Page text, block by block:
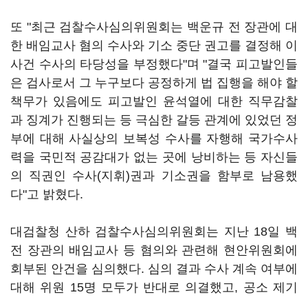
또 "최근 검찰수사심의위원회는 백운규 전 장관에 대
한 배임교사 혐의 수사와 기소 중단 권고를 결정해 이
사건 수사의 타당성을 부정했다"며 "결국 피고발인들
은 검사로서 그 누구보다 공정하게 법 집행을 해야 할
책무가 있음에도 피고발인 윤석열에 대한 직무감찰
과 징계가 진행되는 등 극심한 갈등 관계에 있었던 정
부에 대해 사실상의 보복성 수사를 자행해 국가수사
력을 국민적 공감대가 없는 곳에 낭비하는 등 자신들
의 직권인 수사(지휘)권과 기소권을 함부로 남용했
다"고 밝혔다.
대검찰청 산하 검찰수사심의위원회는 지난 18일 백
전 장관의 배임교사 등 혐의와 관련해 현안위원회에
회부된 안건을 심의했다. 심의 결과 수사 계속 여부에
대해 위원 15명 모두가 반대로 의결했고, 공소 제기